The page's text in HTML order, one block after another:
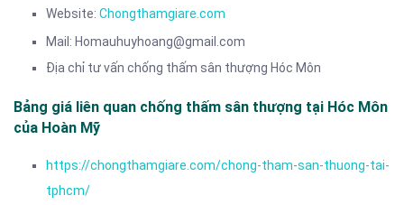
Website: Chongthamgiare.com
Mail: Homauhuyhoang@gmail.com
Địa chỉ tư vấn chống thấm sân thượng Hóc Môn
Bảng giá liên quan chống thấm sân thượng tại Hóc Môn
của Hoàn Mỹ
https://chongthamgiare.com/chong-tham-san-thuong-tai-
tphcm/